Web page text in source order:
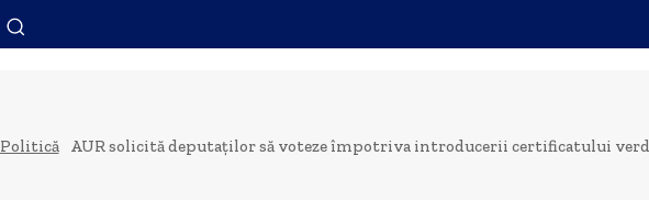
Politică AUR solicită deputaților să voteze împotriva introducerii certificatului